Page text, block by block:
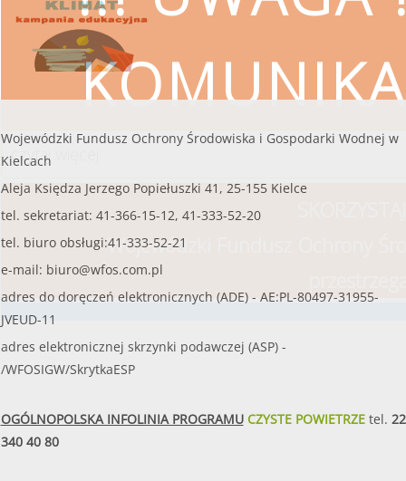
czytaj więcej
Wojewódzki Fundusz Ochrony
Wojewódzki Fundusz Ochrony Środowiska i Gospodarki Wodnej w
Kielcach
Aleja Księdza Jerzego Popiełuszki 41, 25-155 Kielce
tel. sekretariat: 41-366-15-12, 41-333-52-20
tel. biuro obsługi:41-333-52-21
e-mail: biuro@wfos.com.pl
adres do doręczeń elektronicznych (ADE) - AE:PL-80497-31955-
JVEUD-11
adres elektronicznej skrzynki podawczej (ASP) -
/WFOSIGW/SkrytkaESP
OGÓLNOPOLSKA INFOLINIA PROGRAMUCZYSTE POWIETRZEtel. 22
340 40 80